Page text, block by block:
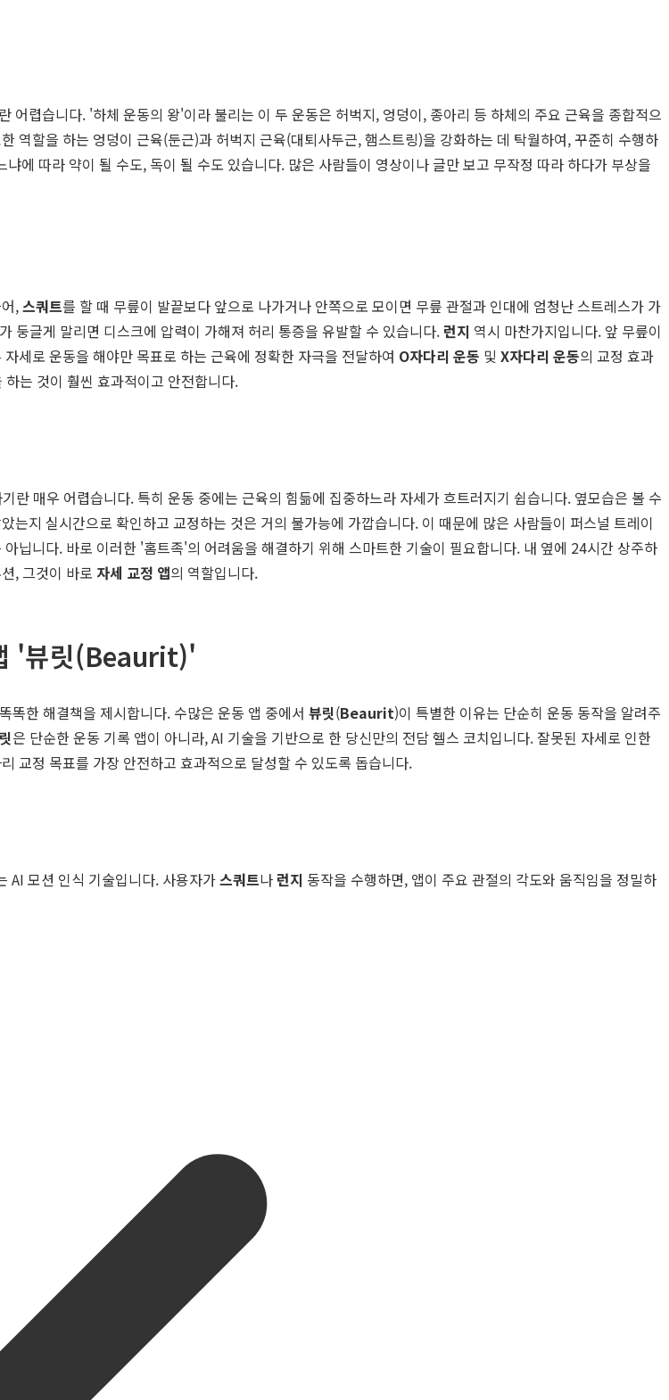
어렵습니다. '하체 운동의 왕'이라 불리는 이 두 운동은 허벅지, 엉덩이, 종아리 등 하체의 주요 근육을 종합적으
역할을 하는 엉덩이 근육(둔근)과 허벅지 근육(대퇴사두근, 햄스트링)을 강화하는 데 탁월하여, 꾸준히 수행하
에 따라 약이 될 수도, 독이 될 수도 있습니다. 많은 사람들이 영상이나 글만 보고 무작정 따라 하다가 부상을
,스쿼트를 할 때 무릎이 발끝보다 앞으로 나가거나 안쪽으로 모이면 무릎 관절과 인대에 엄청난 스트레스가 가
둥글게 말리면 디스크에 압력이 가해져 허리 통증을 유발할 수 있습니다. 런지 역시 마찬가지입니다. 앞 무릎이
세로 운동을 해야만 목표로 하는 근육에 정확한 자극을 전달하여 O자다리 운동 및 X자다리 운동의 교정 효과
는 것이 훨씬 효과적이고 안전합니다.
매우 어렵습니다. 특히 운동 중에는 근육의 힘듦에 집중하느라 자세가 흐트러지기 쉽습니다. 옆모습은 볼 수
지 실시간으로 확인하고 교정하는 것은 거의 불가능에 가깝습니다. 이 때문에 많은 사람들이 퍼스널 트레이
닙니다. 바로 이러한 '홈트족'의 어려움을 해결하기 위해 스마트한 기술이 필요합니다. 내 옆에 24시간 상주하
, 그것이 바로 자세 교정 앱의 역할입니다.
'뷰릿(Beaurit)'
똑한 해결책을 제시합니다. 수많은 운동 앱 중에서 뷰릿(Beaurit)이 특별한 이유는 단순히 운동 동작을 알려주
은 단순한 운동 기록 앱이 아니라, AI 기술을 기반으로 한 당신만의 전담 헬스 코치입니다. 잘못된 자세로 인한
교정 목표를 가장 안전하고 효과적으로 달성할 수 있도록 돕습니다.
AI 모션 인식 기술입니다. 사용자가스쿼트나 런지 동작을 수행하면, 앱이 주요 관절의 각도와 움직임을 정밀하